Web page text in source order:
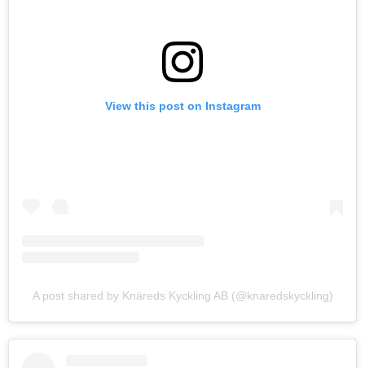
View this post on Instagram
A post shared by Knäreds Kyckling AB (@knaredskyckling)